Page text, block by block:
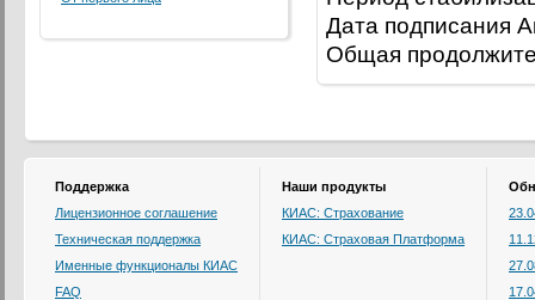
Дата подписания
Общая
Поддержка
Лицензионное соглашение
Техническая поддержка
Именные функционалы КИАС
FAQ
Наши продукты
КИАС: Страхование
КИАС: Страховая Платформа